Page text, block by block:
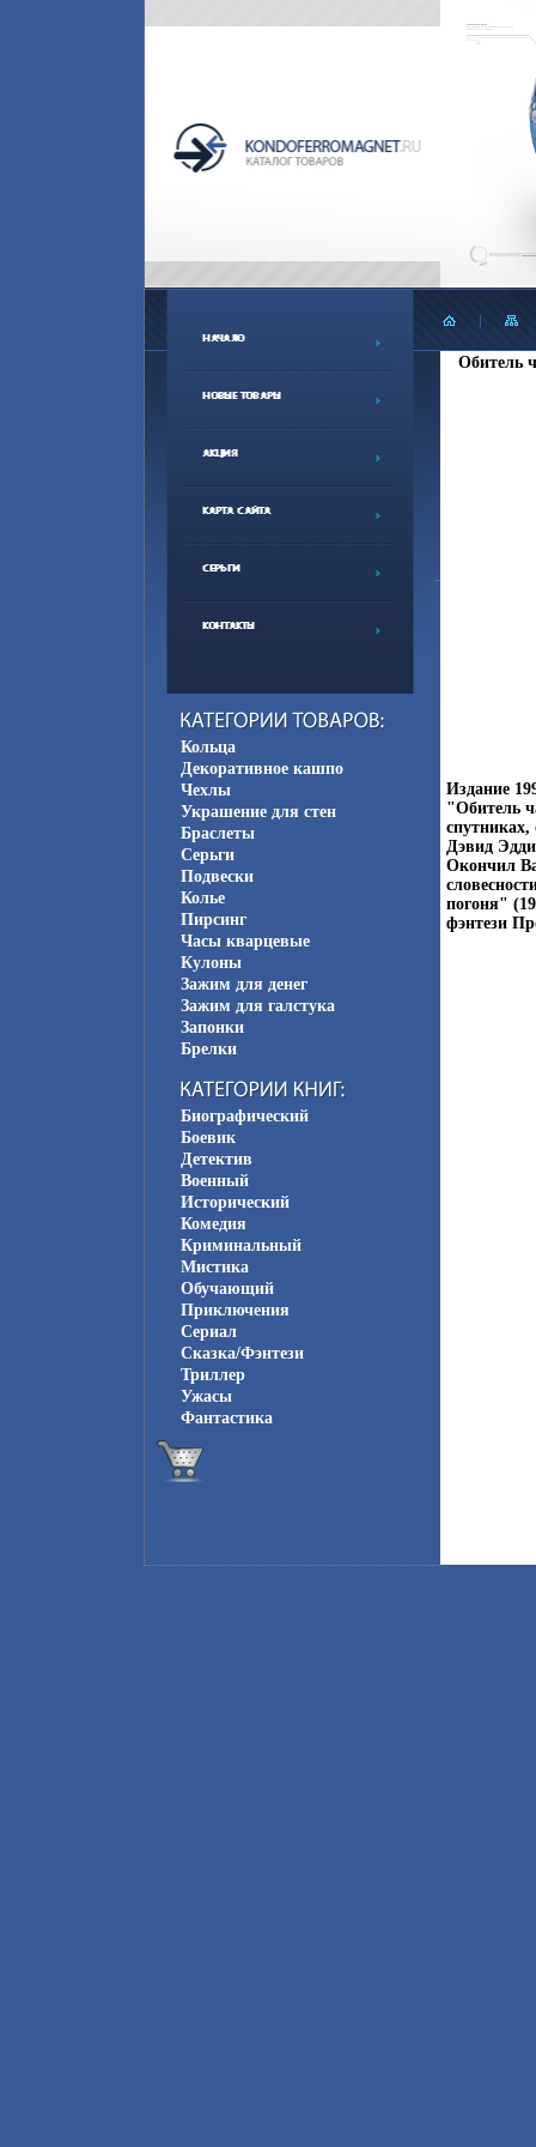
Кольца
Декоративное кашпо
Чехлы
Украшение для стен
Браслеты
Серьги
Подвески
Колье
Пирсинг
Часы кварцевые
Кулоны
Зажим для денег
Зажим для галстука
Запонки
Брелки
Биографический
Боевик
Детектив
Военный
Исторический
Комедия
Криминальный
Мистика
Обучающий
Приключения
Сериал
Сказка/Фэнтези
Триллер
Ужасы
Фантастика
Обитель
Издание
"Обитель
Дэвид
Окончил
погоня"
фэнтези